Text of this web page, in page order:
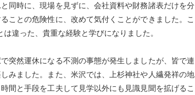
同時に、現場を見ずに、会社資料や財務諸表だけを分
ことの危険性に、改めて気付くことができました。こ
違った、貴重な経験と学びになりました。
突然運休になる不測の事態が発生しましたが、皆で連
みました。また、米沢では、上杉神社や人繊発祥の地
間と手段を工夫して見学以外にも見識見聞を拡げるこ